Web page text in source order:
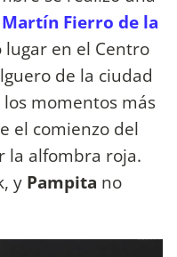
Martín Fierro de la
en el Centro
de la ciudad
momentos más
el comienzo del
la alfombra roja.
y Pampita no